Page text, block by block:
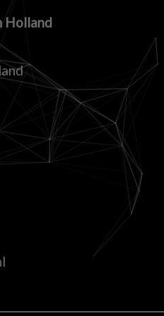
Holland